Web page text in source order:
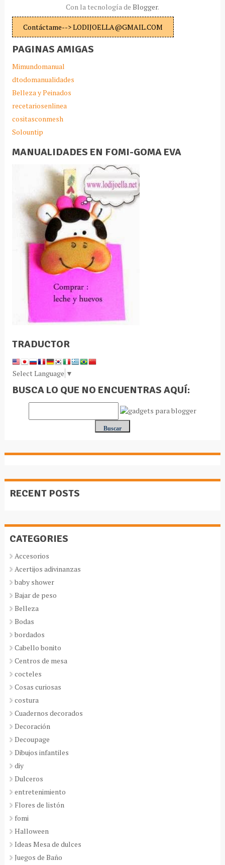
Con la tecnología de Blogger.
Contáctame--> LODIJOELLA@GMAIL.COM
PAGINAS AMIGAS
Mimundomanual
dtodomanualidades
Belleza y Peinados
recetariosenlinea
cositasconmesh
Solountip
MANUALIDADES EN FOMI-GOMA EVA
TRADUCTOR
Select Language ▼
BUSCA LO QUE NO ENCUENTRAS AQUÍ:
RECENT POSTS
CATEGORIES
Accesorios
Acertijos adivinanzas
baby shower
Bajar de peso
Belleza
Bodas
bordados
Cabello bonito
Centros de mesa
cocteles
Cosas curiosas
costura
Cuadernos decorados
Decoración
Decoupage
Dibujos infantiles
diy
Dulceros
entretenimiento
Flores de listón
fomi
Halloween
Ideas Mesa de dulces
Juegos de Baño